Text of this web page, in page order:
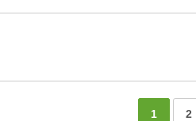
1 2